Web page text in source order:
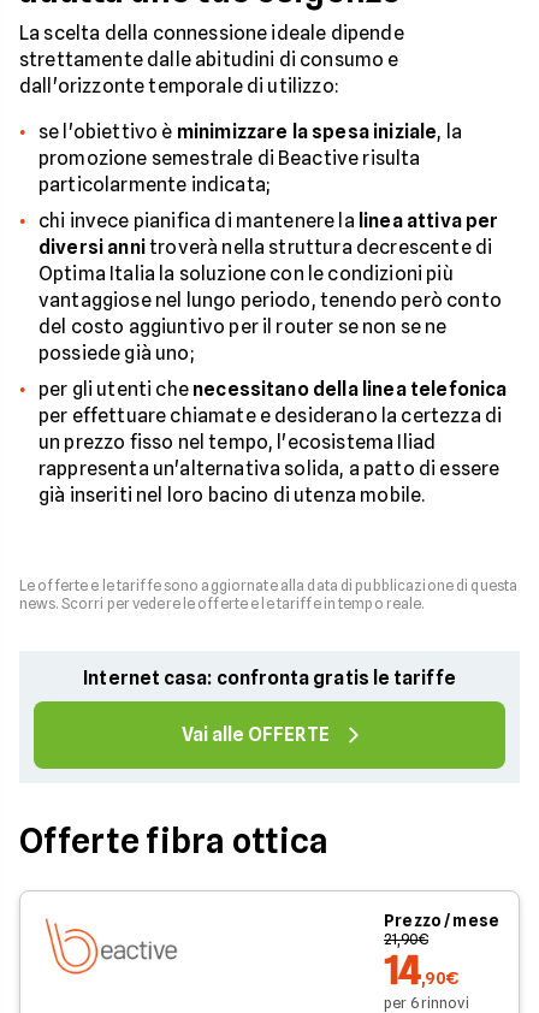
La scelta della connessione ideale dipende
strettamente dalle abitudini di consumo e
dall'orizzonte temporale di utilizzo:
se l'obiettivo è minimizzare la spesa iniziale, la
promozione semestrale di Beactive risulta
particolarmente indicata;
chi invece pianifica di mantenere la linea attiva per
diversi annitroverà nella struttura decrescente di
Optima Italia la soluzione con le condizioni più
vantaggiose nel lungo periodo, tenendo però conto
del costo aggiuntivo per il router se non se ne
possiede già uno;
per gli utenti che necessitano della linea telefonica
per effettuare chiamate e desiderano la certezza di
un prezzo fisso nel tempo, l'ecosistema Iliad
rappresenta un'alternativa solida, a patto di essere
già inseriti nel loro bacino di utenza mobile.
Le offerte e le tariffe sono aggiornate alla data di pubblicazione di questa
news. Scorri per vedere le offerte e le tariffe in tempo reale.
Internet casa: confronta gratis le tariffe
Vai alle OFFERTE
Offerte fibra ottica
Prezzo / mese
21,90€
14,90€
per 6 rinnovi